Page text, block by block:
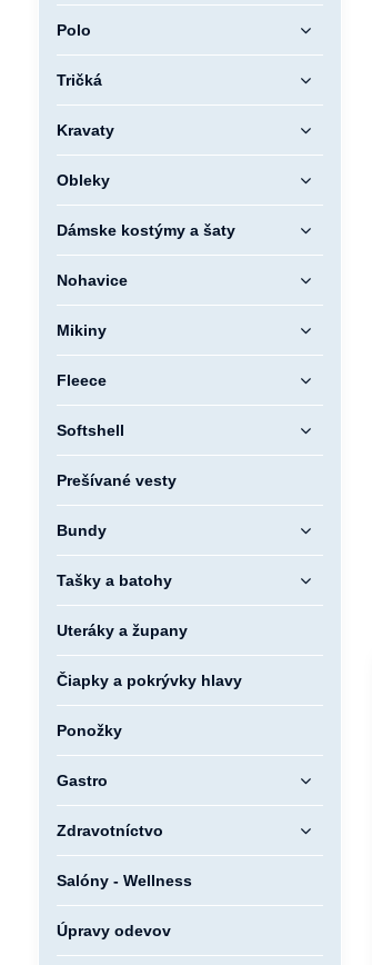
Polo
Tričká
Kravaty
Obleky
Dámske kostýmy a šaty
Nohavice
Mikiny
Fleece
Softshell
Prešívané vesty
Bundy
Tašky a batohy
Uteráky a župany
Čiapky a pokrývky hlavy
Ponožky
Gastro
Zdravotníctvo
Salóny - Wellness
Úpravy odevov